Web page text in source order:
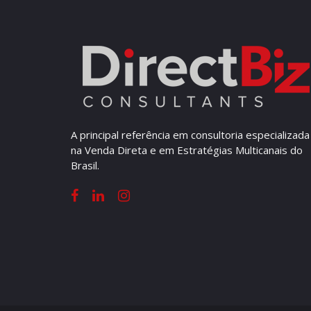
A principal referência em consultoria especializada
na Venda Direta e em Estratégias Multicanais do
Brasil.